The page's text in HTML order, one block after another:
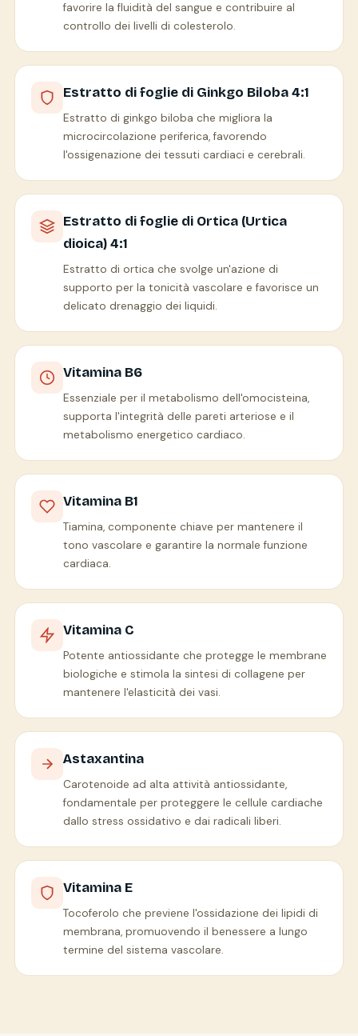
favorire la fluidità del sangue e contribuire al
controllo dei livelli di colesterolo.
Estratto di foglie di Ginkgo Biloba 4:1
Estratto di ginkgo biloba che migliora la
microcircolazione periferica, favorendo
l'ossigenazione dei tessuti cardiaci e cerebrali.
Estratto di foglie di Ortica (Urtica
dioica) 4:1
Estratto di ortica che svolge un'azione di
supporto per la tonicità vascolare e favorisce un
delicato drenaggio dei liquidi.
Vitamina B6
Essenziale per il metabolismo dell'omocisteina,
supporta l'integrità delle pareti arteriose e il
metabolismo energetico cardiaco.
Vitamina B1
Tiamina, componente chiave per mantenere il
tono vascolare e garantire la normale funzione
cardiaca.
Vitamina C
Potente antiossidante che protegge le membrane
biologiche e stimola la sintesi di collagene per
mantenere l'elasticità dei vasi.
Astaxantina
Carotenoide ad alta attività antiossidante,
fondamentale per proteggere le cellule cardiache
dallo stress ossidativo e dai radicali liberi.
Vitamina E
Tocoferolo che previene l'ossidazione dei lipidi di
membrana, promuovendo il benessere a lungo
termine del sistema vascolare.